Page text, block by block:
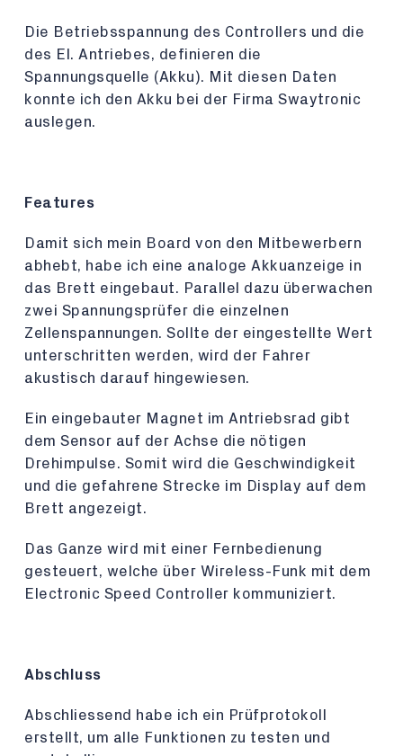
Die Betriebsspannung des Controllers und die
des El. Antriebes, definieren die
Spannungsquelle (Akku). Mit diesen Daten
konnte ich den Akku bei der Firma Swaytronic
auslegen.
Features
Damit sich mein Board von den Mitbewerbern
abhebt, habe ich eine analoge Akkuanzeige in
das Brett eingebaut. Parallel dazu überwachen
zwei Spannungsprüfer die einzelnen
Zellenspannungen. Sollte der eingestellte Wert
unterschritten werden, wird der Fahrer
akustisch darauf hingewiesen.
Ein eingebauter Magnet im Antriebsrad gibt
dem Sensor auf der Achse die nötigen
Drehimpulse. Somit wird die Geschwindigkeit
und die gefahrene Strecke im Display auf dem
Brett angezeigt.
Das Ganze wird mit einer Fernbedienung
gesteuert, welche über Wireless-Funk mit dem
Electronic Speed Controller kommuniziert.
Abschluss
Abschliessend habe ich ein Prüfprotokoll
erstellt, um alle Funktionen zu testen und